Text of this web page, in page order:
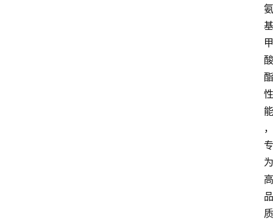
氨
基
甲
酸
酯
性
能
，
专
为
高
品
质